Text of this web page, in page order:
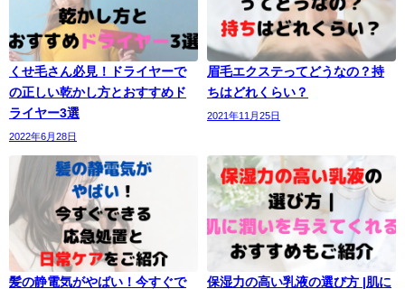
くせ毛さん必見！ドライヤーで
の正しい乾かし方とおすすめド
ライヤー3選
2022年6月28日
眉毛エクステってどうなの？持
ちはどれくらい？
2021年11月25日
髪の静電気がやばい！今すぐで
保湿力の高い乳液の選び方 |肌に